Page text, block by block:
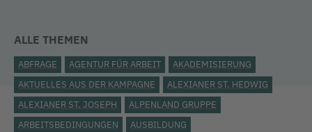
ALLE THEMEN
ABFRAGE AGENTUR FÜR ARBEIT
AKADEMISIERUNG
AKTUELLES AUS DER KAMPAGNE
ALEXIANER ST. HEDWIG
ALEXIANER ST. JOSEPH
ALPENLAND GRUPPE
ARBEITSBEDINGUNGEN
AUSBILDUNG